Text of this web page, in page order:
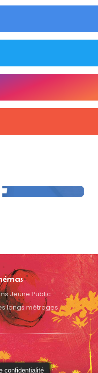
Jeune Public
longs métrages
confidentialité